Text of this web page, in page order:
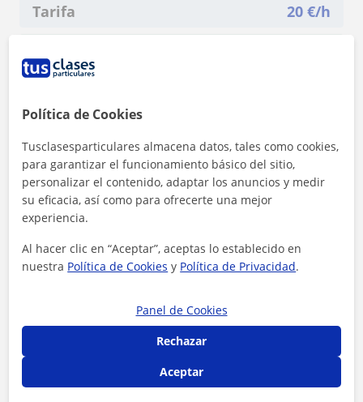
Tarifa 20 €/h
Al hacer clic, aceptas nuestroaviso legaly deprivacidad
Contactar ahora
Política de Cookies
Tusclasesparticulares almacena datos, tales como cookies,
para garantizar el funcionamiento básico del sitio,
personalizar el contenido, adaptar los anuncios y medir
su eficacia, así como para ofrecerte una mejor
experiencia.
Al hacer clic en “Aceptar”, aceptas lo establecido en
nuestra Política de Cookies y Política de Privacidad.
Panel de Cookies
Rechazar
Aceptar